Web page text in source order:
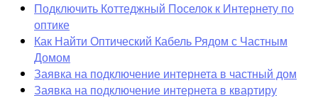
Подключить Коттеджный Поселок к Интернету по
оптике
Как Найти Оптический Кабель Рядом с Частным
Домом
Заявка на подключение интернета в частный дом
Заявка на подключение интернета в квартиру